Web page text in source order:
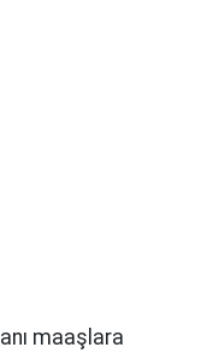
maaşlara